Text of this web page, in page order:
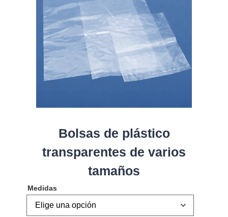
Bolsas de plástico
transparentes de varios
tamaños
Medidas